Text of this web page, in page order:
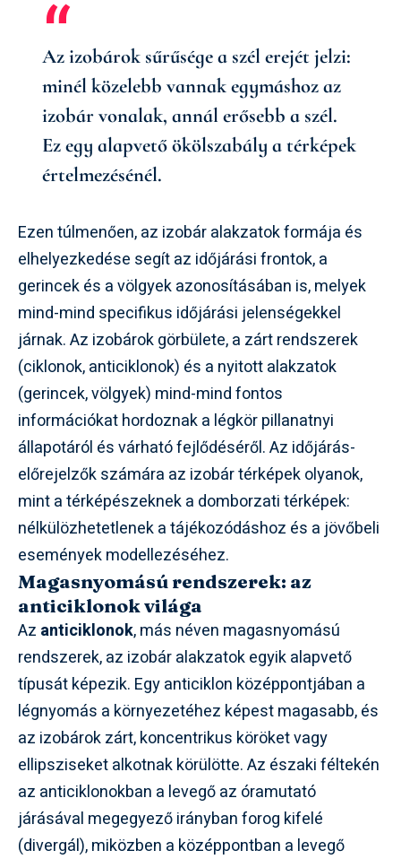
Az izobárok sűrűsége a szél erejét jelzi:
minél közelebb vannak egymáshoz az
izobár vonalak, annál erősebb a szél.
Ez egy alapvető ökölszabály a térképek
értelmezésénél.
Ezen túlmenően, az izobár alakzatok formája és
elhelyezkedése segít az időjárási frontok, a
gerincek és a völgyek azonosításában is, melyek
mind-mind specifikus időjárási jelenségekkel
járnak. Az izobárok görbülete, a zárt rendszerek
(ciklonok, anticiklonok) és a nyitott alakzatok
(gerincek, völgyek) mind-mind fontos
információkat hordoznak a légkör pillanatnyi
állapotáról és várható fejlődéséről. Az időjárás-
előrejelzők számára az izobár térképek olyanok,
mint a térképészeknek a domborzati térképek:
nélkülözhetetlenek a tájékozódáshoz és a jövőbeli
események modellezéséhez.
Magasnyomású rendszerek: az
anticiklonok világa
Az anticiklonok, más néven magasnyomású
rendszerek, az izobár alakzatok egyik alapvető
típusát képezik. Egy anticiklon középpontjában a
légnyomás a környezetéhez képest magasabb, és
az izobárok zárt, koncentrikus köröket vagy
ellipsziseket alkotnak körülötte. Az északi féltekén
az anticiklonokban a levegő az óramutató
járásával megegyező irányban forog kifelé
(divergál), miközben a középpontban a levegő